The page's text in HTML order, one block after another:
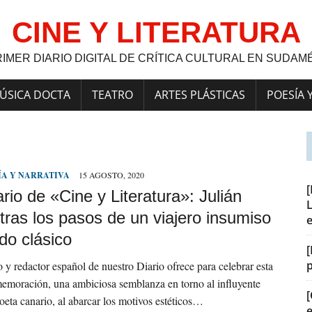
CINE Y LITERATURA
DIARIO DIGITAL DE CRÍTICA CULTURAL EN
DOCTA TEATRO ARTES PLÁSTICAS POESÍA
Y NARRATIVA 15 AGOSTO, 2020
de «Cine y Literatura»: Julián
los pasos de un viajero insumiso
clásico
y redactor español de nuestro Diario ofrece para celebrar esta
una ambiciosa semblanza en torno al influyente
canario, al abarcar los motivos estéticos…